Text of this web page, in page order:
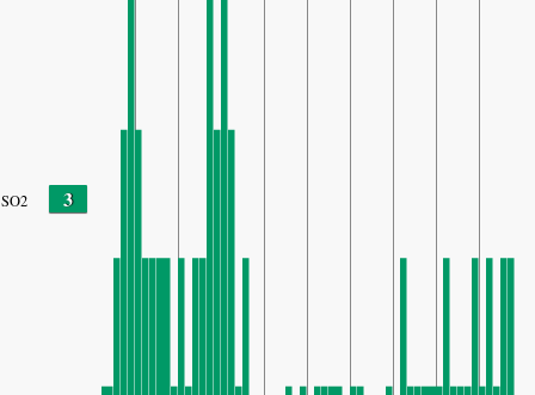
SO2 3